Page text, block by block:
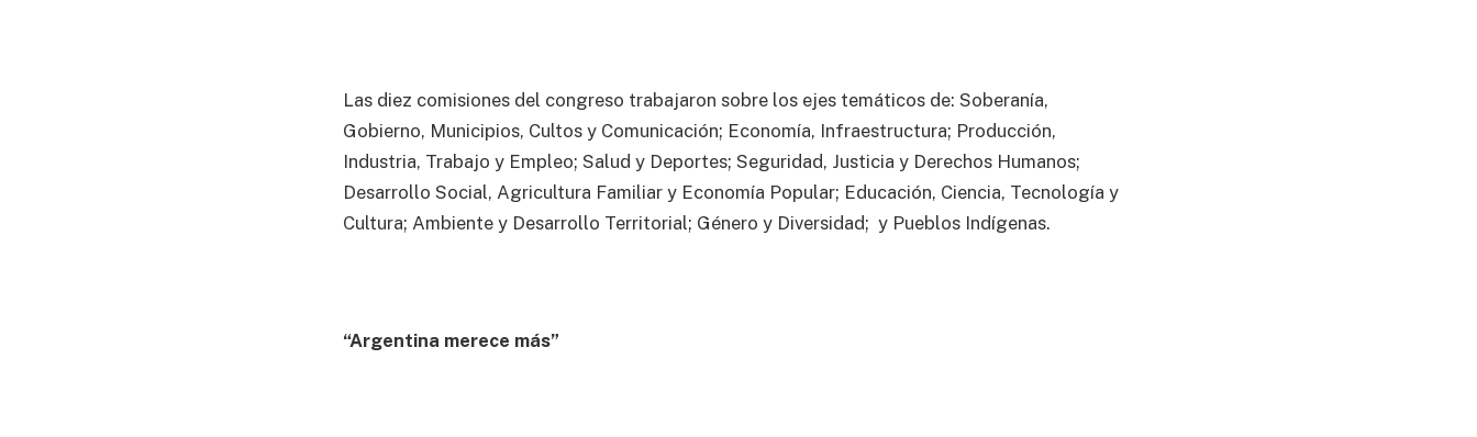
Las diez comisiones del congreso trabajaron sobre los ejes temáticos de: Soberanía,
Gobierno, Municipios, Cultos y Comunicación; Economía, Infraestructura; Producción,
Industria, Trabajo y Empleo; Salud y Deportes; Seguridad, Justicia y Derechos Humanos;
Desarrollo Social, Agricultura Familiar y Economía Popular; Educación, Ciencia, Tecnología y
Cultura; Ambiente y Desarrollo Territorial; Género y Diversidad; y Pueblos Indígenas.
“Argentina merece más”